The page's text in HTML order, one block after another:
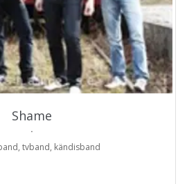
Shame
.
tvband, kändisband